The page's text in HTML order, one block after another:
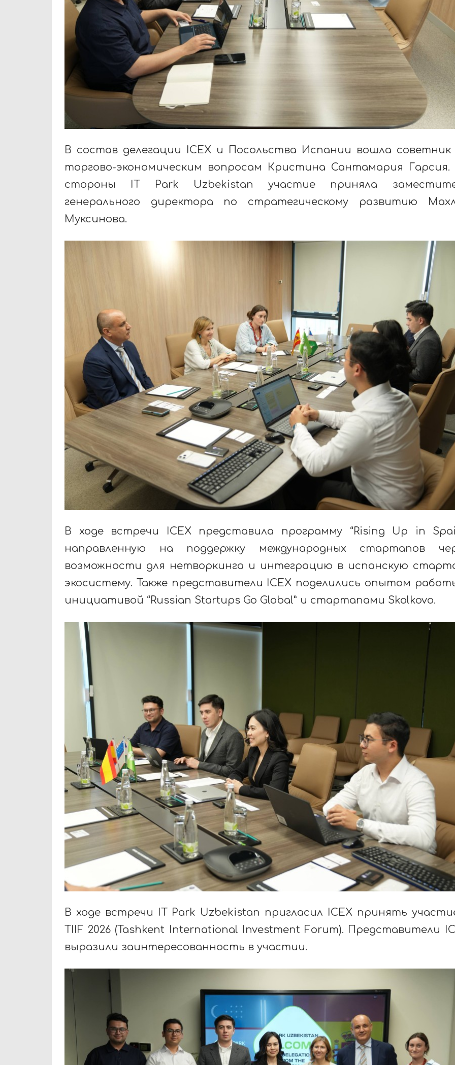
В состав делегации ICEX и Посольства Испании вошла советник
торгово-экономическим вопросам Кристина Сантамария Гарсия.
стороны IT Park Uzbekistan участие приняла
генерального директора по стратегическому развитию
Муксинова.
В ходе встречи ICEX представила программу “Rising Up in
направленную на поддержку международных стартапов
возможности для нетворкинга и интеграцию в испанскую
экосистему. Также представители ICEX поделились опытом
инициативой “Russian Startups Go Global” и стартапами Skolkovo.
В ходе встречи IT Park Uzbekistan пригласил ICEX принять
TIIF 2026 (Tashkent International Investment Forum). Представители
выразили заинтересованность в участии.